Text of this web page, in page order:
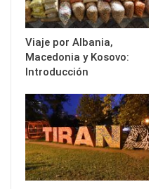
Viaje por Albania,
Macedonia y Kosovo:
Introducción